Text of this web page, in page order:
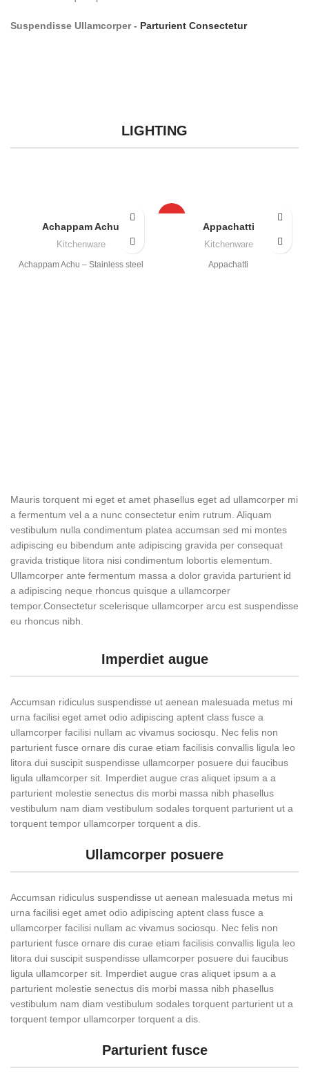
Suspendisse Ullamcorper - Parturient Consectetur
LIGHTING
Achappam Achu
Kitchenware
Achappam Achu – Stainless steel
Appachatti
Kitchenware
Appachatti
Mauris torquent mi eget et amet phasellus eget ad ullamcorper mi
a fermentum vel a a nunc consectetur enim rutrum. Aliquam
vestibulum nulla condimentum platea accumsan sed mi montes
adipiscing eu bibendum ante adipiscing gravida per consequat
gravida tristique litora nisi condimentum lobortis elementum.
Ullamcorper ante fermentum massa a dolor gravida parturient id
a adipiscing neque rhoncus quisque a ullamcorper
tempor.Consectetur scelerisque ullamcorper arcu est suspendisse
eu rhoncus nibh.
Imperdiet augue
Accumsan ridiculus suspendisse ut aenean malesuada metus mi
urna facilisi eget amet odio adipiscing aptent class fusce a
ullamcorper facilisi nullam ac vivamus sociosqu. Nec felis non
parturient fusce ornare dis curae etiam facilisis convallis ligula leo
litora dui suscipit suspendisse ullamcorper posuere dui faucibus
ligula ullamcorper sit. Imperdiet augue cras aliquet ipsum a a
parturient molestie senectus dis morbi massa nibh phasellus
vestibulum nam diam vestibulum sodales torquent parturient ut a
torquent tempor ullamcorper torquent a dis.
Ullamcorper posuere
Accumsan ridiculus suspendisse ut aenean malesuada metus mi
urna facilisi eget amet odio adipiscing aptent class fusce a
ullamcorper facilisi nullam ac vivamus sociosqu. Nec felis non
parturient fusce ornare dis curae etiam facilisis convallis ligula leo
litora dui suscipit suspendisse ullamcorper posuere dui faucibus
ligula ullamcorper sit. Imperdiet augue cras aliquet ipsum a a
parturient molestie senectus dis morbi massa nibh phasellus
vestibulum nam diam vestibulum sodales torquent parturient ut a
torquent tempor ullamcorper torquent a dis.
Parturient fusce